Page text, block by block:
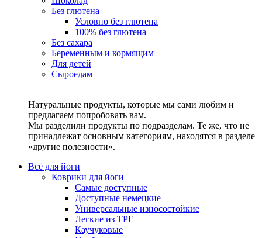
Без глютена
Условно без глютена
100% без глютена
Без сахара
Беременным и кормящим
Для детей
Сыроедам
Натуральные продукты, которые мы сами любим и
предлагаем попробовать вам.
Мы разделили продукты по подразделам. Те же, что не
принадлежат основным категориям, находятся в разделе
«другие полезности».
Всё для йоги
Коврики для йоги
Самые доступные
Доступные немецкие
Универсальные износостойкие
Легкие из TPE
Каучуковые